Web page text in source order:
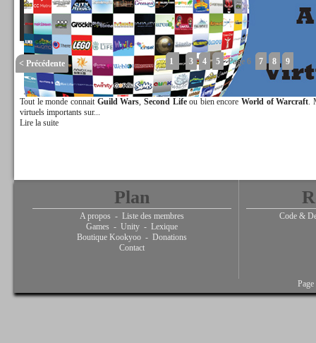
Tout le monde connait Guild Wars, Second Lifeou bien encore World of Warcraft.
virtuels importants sur...
Lire la suite
< Précédente 1 .. 3 4 5 Page 6 7 8 9
Plan
A propos - Liste des membres
Games - Unity - Lexique
Boutique Kookyoo - Donations
Contact
Code &